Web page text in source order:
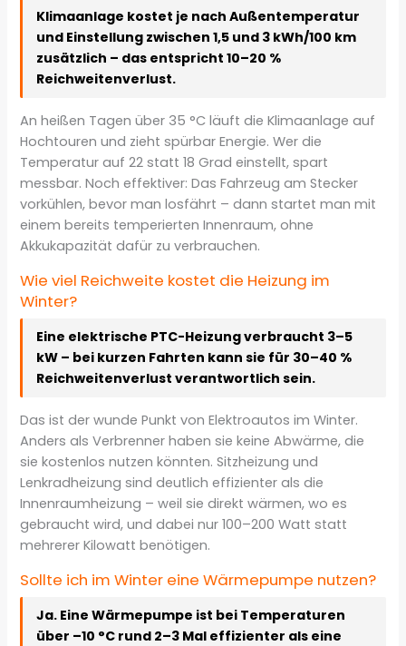
Klimaanlage kostet je nach Außentemperatur
und Einstellung zwischen 1,5 und 3 kWh/100 km
zusätzlich – das entspricht 10–20 %
Reichweitenverlust.
An heißen Tagen über 35 °C läuft die Klimaanlage auf
Hochtouren und zieht spürbar Energie. Wer die
Temperatur auf 22 statt 18 Grad einstellt, spart
messbar. Noch effektiver: Das Fahrzeug am Stecker
vorkühlen, bevor man losfährt – dann startet man mit
einem bereits temperierten Innenraum, ohne
Akkukapazität dafür zu verbrauchen.
Wie viel Reichweite kostet die Heizung im
Winter?
Eine elektrische PTC-Heizung verbraucht 3–5
kW – bei kurzen Fahrten kann sie für 30–40 %
Reichweitenverlust verantwortlich sein.
Das ist der wunde Punkt von Elektroautos im Winter.
Anders als Verbrenner haben sie keine Abwärme, die
sie kostenlos nutzen könnten. Sitzheizung und
Lenkradheizung sind deutlich effizienter als die
Innenraumheizung – weil sie direkt wärmen, wo es
gebraucht wird, und dabei nur 100–200 Watt statt
mehrerer Kilowatt benötigen.
Sollte ich im Winter eine Wärmepumpe nutzen?
Ja. Eine Wärmepumpe ist bei Temperaturen
über –10 °C rund 2–3 Mal effizienter als eine